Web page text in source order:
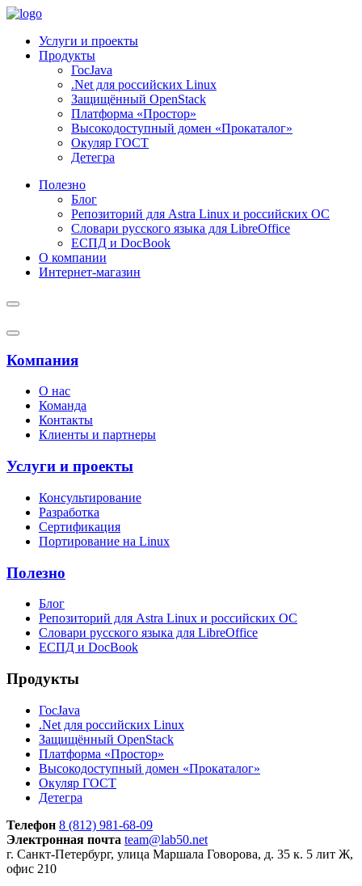
Услуги и проекты
Продукты
ГосJava
.Net для российских Linux
Защищённый OpenStack
Платформа «Простор»
Высокодоступный домен «Прокаталог»
Окуляр ГОСТ
Детегра
Полезно
Блог
Репозиторий для Astra Linux и российских ОС
Словари русского языка для LibreOffice
ЕСПД и DocBook
О компании
Интернет-магазин
Компания
О нас
Команда
Контакты
Клиенты и партнеры
Услуги и проекты
Консультирование
Разработка
Сертификация
Портирование на Linux
Полезно
Блог
Репозиторий для Astra Linux и российских ОС
Словари русского языка для LibreOffice
ЕСПД и DocBook
Продукты
ГосJava
.Net для российских Linux
Защищённый OpenStack
Платформа «Простор»
Высокодоступный домен «Прокаталог»
Окуляр ГОСТ
Детегра
Телефон 8 (812) 981-68-09
Электронная почта team@lab50.net
г. Санкт-Петербург, улица Маршала Говорова, д. 35 к. 5 лит Ж,
офис 210